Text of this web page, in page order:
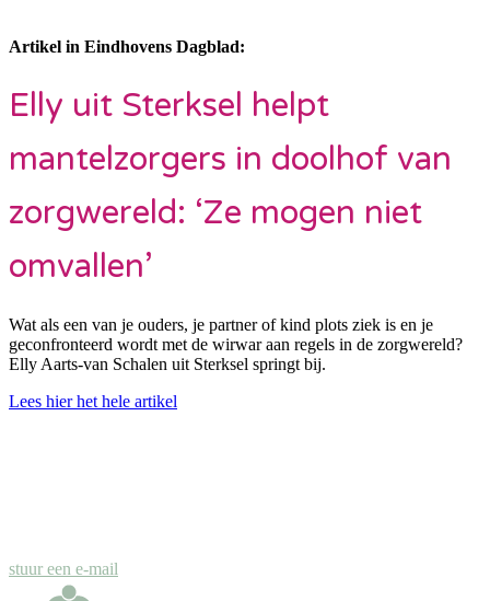
Artikel in Eindhovens Dagblad:
Elly uit Sterksel helpt
mantelzorgers in doolhof van
zorgwereld: ‘Ze mogen niet
omvallen’
Wat als een van je ouders, je partner of kind plots ziek is en je
geconfronteerd wordt met de wirwar aan regels in de zorgwereld?
Elly Aarts-van Schalen uit Sterksel springt bij.
Lees hier het hele artikel
stuur een e-mail